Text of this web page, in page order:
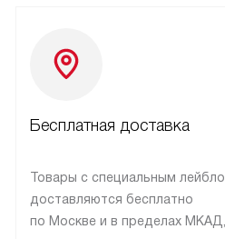
Бесплатная доставка
Товары с специальным
доставляются бесплатно
по Москве и в пределах МКАД,